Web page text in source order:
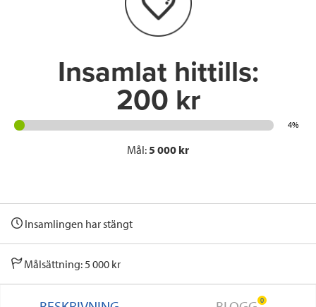
I
n
Insamlat hittills:
200 kr
4%
Mål:5 000 kr
Insamlingen har stängt
Målsättning: 5 000 kr
0